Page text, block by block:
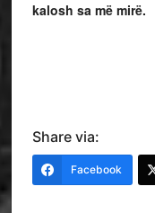
kalosh sa më mirë.
Share via:
Facebook